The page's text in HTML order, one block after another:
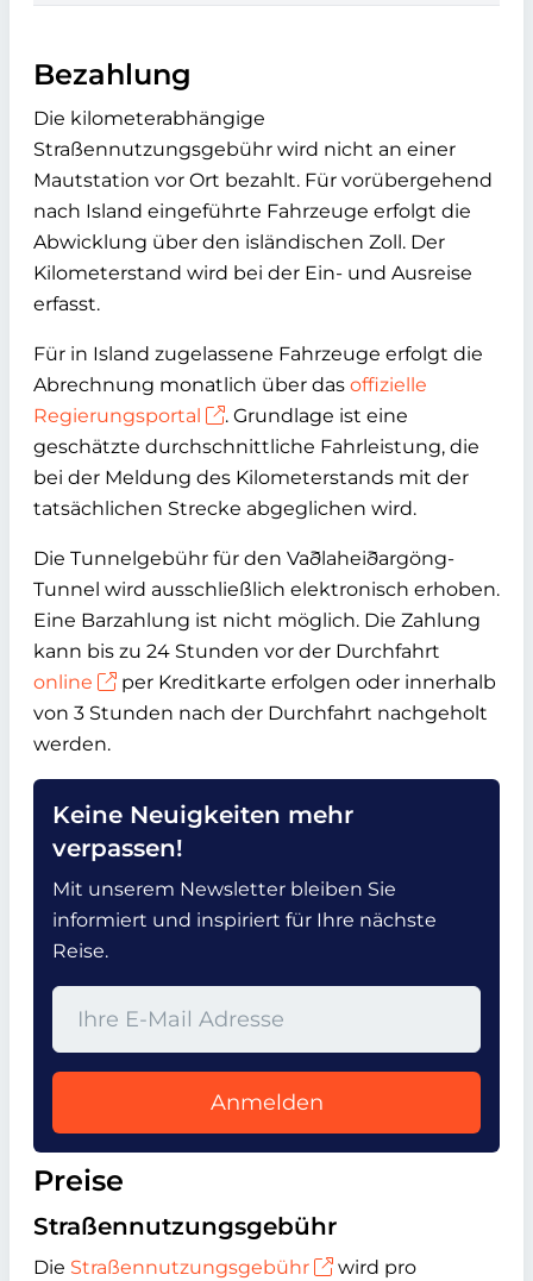
Bezahlung
Die kilometerabhängige
Straßennutzungsgebühr wird nicht an einer
Mautstation vor Ort bezahlt. Für vorübergehend
nach Island eingeführte Fahrzeuge erfolgt die
Abwicklung über den isländischen Zoll. Der
Kilometerstand wird bei der Ein- und Ausreise
erfasst.
Für in Island zugelassene Fahrzeuge erfolgt die
Abrechnung monatlich über das offizielle
Regierungsportal
. Grundlage ist eine
geschätzte durchschnittliche Fahrleistung, die
bei der Meldung des Kilometerstands mit der
tatsächlichen Strecke abgeglichen wird.
Die Tunnelgebühr für den Vaðlaheiðargöng-
Tunnel wird ausschließlich elektronisch erhoben.
Eine Barzahlung ist nicht möglich. Die Zahlung
kann bis zu 24 Stunden vor der Durchfahrt
online
per Kreditkarte erfolgen oder innerhalb
von 3 Stunden nach der Durchfahrt nachgeholt
werden.
Keine Neuigkeiten mehr
verpassen!
Mit unserem Newsletter bleiben Sie
informiert und inspiriert für Ihre nächste
Reise.
Anmelden
Preise
Straßennutzungsgebühr
Die Straßennutzungsgebühr wird pro